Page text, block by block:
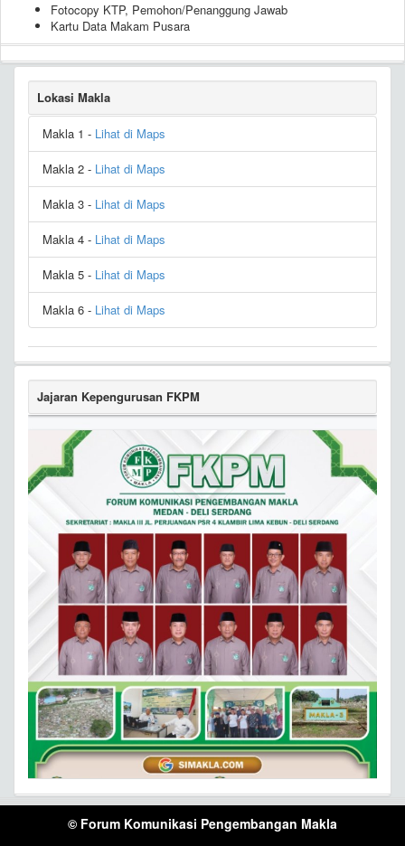
Fotocopy KTP, Pemohon/Penanggung Jawab
Kartu Data Makam Pusara
Lokasi Makla
Makla 1 - Lihat di Maps
Makla 2 - Lihat di Maps
Makla 3 - Lihat di Maps
Makla 4 - Lihat di Maps
Makla 5 - Lihat di Maps
Makla 6 - Lihat di Maps
Jajaran Kepengurusan FKPM
© Forum Komunikasi Pengembangan Makla